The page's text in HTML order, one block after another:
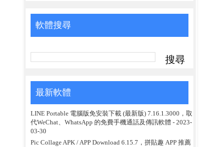
軟體搜尋
最新軟體
LINE Portable 電腦版免安裝下載 (最新版) 7.16.1.3000，取
代WeChat、WhatsApp 的免費手機通話及傳訊軟體 - 2023-
03-30
Pic Collage APK / APP Download 6.15.7，拼貼趣 APP 推薦